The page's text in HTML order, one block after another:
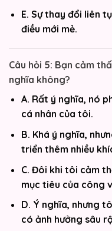
E. Sự thay đổi liên
điều mới mẻ.
Câu hỏi 5: Bạn cảm
nghĩa không?
A. Rất ý nghĩa, nó
cá nhân của tôi.
B. Khá ý nghĩa,
triển thêm nhiều
C. Đôi khi tôi cảm
mục tiêu của công
D. Ý nghĩa, nhưng
có ảnh hưởng sâu